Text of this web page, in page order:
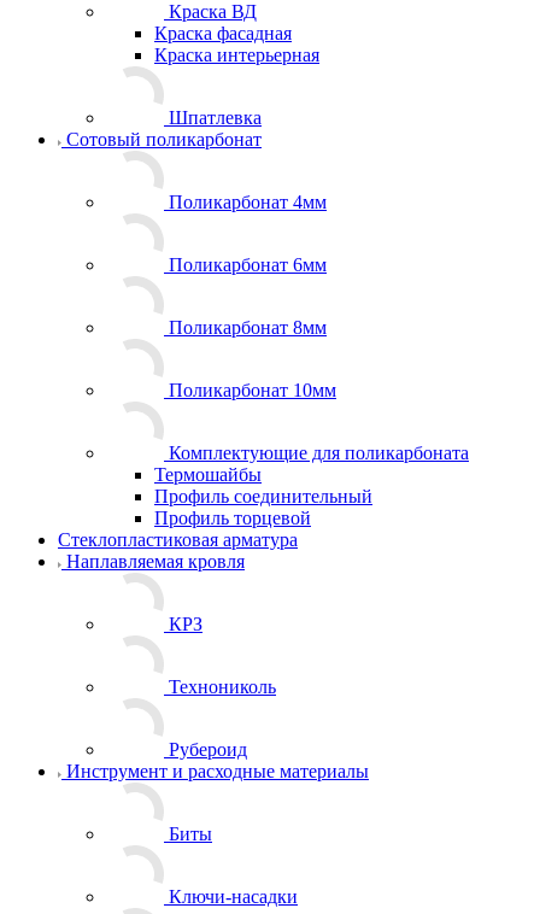
Краска ВД
Краска фасадная
Краска интерьерная
Шпатлевка
Сотовый поликарбонат
Поликарбонат 4мм
Поликарбонат 6мм
Поликарбонат 8мм
Поликарбонат 10мм
Комплектующие для поликарбоната
Термошайбы
Профиль соединительный
Профиль торцевой
Стеклопластиковая арматура
Наплавляемая кровля
КРЗ
Технониколь
Рубероид
Инструмент и расходные материалы
Биты
Ключи-насадки